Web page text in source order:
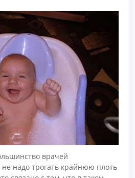
врачей
надо трогать крайнюю плоть